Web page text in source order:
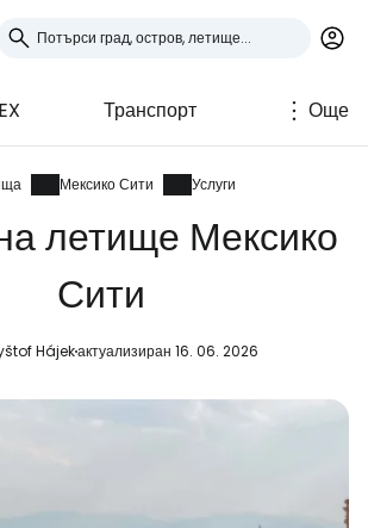
Транспорт Още
Мексико Сити Услуги
летище Мексико
Сити
Hájekактуализиран 16. 06. 2026
в Cestee
общност на туристите
Продължете с Google
Продължете с Facebook